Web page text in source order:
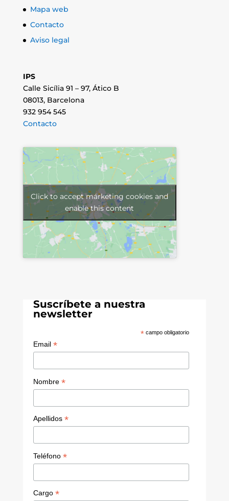
Mapa web
Contacto
Aviso legal
IPS
Calle Sicília 91 – 97, Ático B
08013, Barcelona
932 954 545
Contacto
Click to accept márketing cookies and
enable this content
Suscríbete a nuestra
newsletter
* campo obligatorio
Email *
Nombre *
Apellidos *
Teléfono *
Cargo *